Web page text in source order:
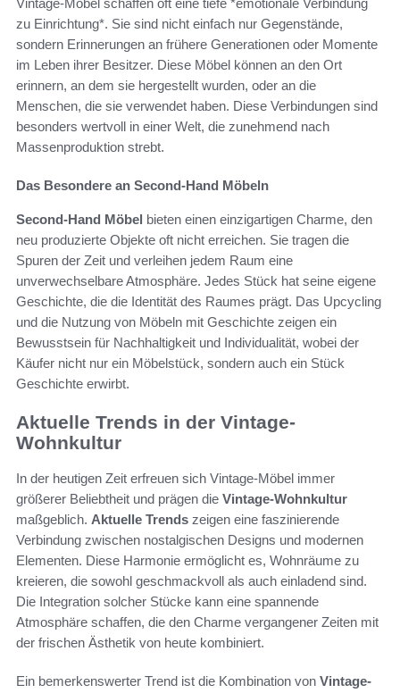
zu Einrichtung*. Sie sind nicht einfach nur Gegenstände,
sondern Erinnerungen an frühere Generationen oder Momente
im Leben ihrer Besitzer. Diese Möbel können an den Ort
erinnern, an dem sie hergestellt wurden, oder an die
Menschen, die sie verwendet haben. Diese Verbindungen sind
besonders wertvoll in einer Welt, die zunehmend nach
Massenproduktion strebt.
Das Besondere an Second-Hand Möbeln
Second-Hand Möbel bieten einen einzigartigen Charme, den
neu produzierte Objekte oft nicht erreichen. Sie tragen die
Spuren der Zeit und verleihen jedem Raum eine
unverwechselbare Atmosphäre. Jedes Stück hat seine eigene
Geschichte, die die Identität des Raumes prägt. Das Upcycling
und die Nutzung von Möbeln mit Geschichte zeigen ein
Bewusstsein für Nachhaltigkeit und Individualität, wobei der
Käufer nicht nur ein Möbelstück, sondern auch ein Stück
Geschichte erwirbt.
Aktuelle Trends in der Vintage-
Wohnkultur
In der heutigen Zeit erfreuen sich Vintage-Möbel immer
größerer Beliebtheit und prägen die Vintage-Wohnkultur
maßgeblich. Aktuelle Trends zeigen eine faszinierende
Verbindung zwischen nostalgischen Designs und modernen
Elementen. Diese Harmonie ermöglicht es, Wohnräume zu
kreieren, die sowohl geschmackvoll als auch einladend sind.
Die Integration solcher Stücke kann eine spannende
Atmosphäre schaffen, die den Charme vergangener Zeiten mit
der frischen Ästhetik von heute kombiniert.
Ein bemerkenswerter Trend ist die Kombination von Vintage-